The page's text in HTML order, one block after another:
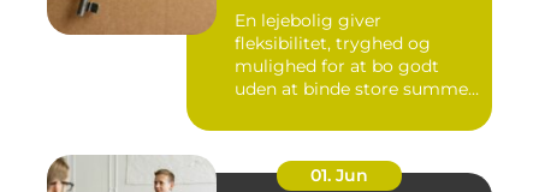
En lejebolig giver
fleksibilitet, tryghed og
mulighed for at bo godt
uden at binde store summer
01. Jun